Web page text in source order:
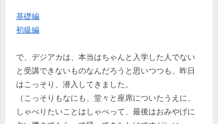
基礎編
初級編
で、デジアカは、本当はちゃんと入学した人でない
と受講できないものなんだろうと思いつつも、昨日
はこっそり、潜入してきました。
（こっそりもなにも、堂々と座席についたうえに、
しゃべりたいことはしゃべって、最後はおみやげに